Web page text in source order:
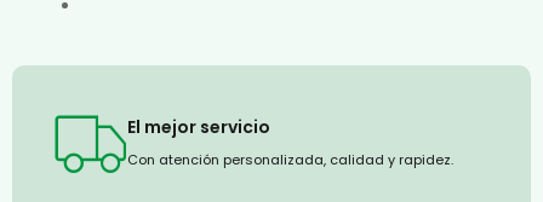
El mejor servicio
Con atención personalizada, calidad y rapidez.